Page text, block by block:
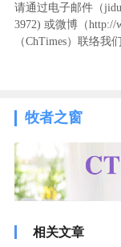
请通过电子邮件（
3972) ‬或微博（http://
（ChTimes）联络我
牧者之窗
相关文章